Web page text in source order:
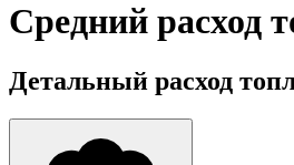
Средний расход
Детальный расход